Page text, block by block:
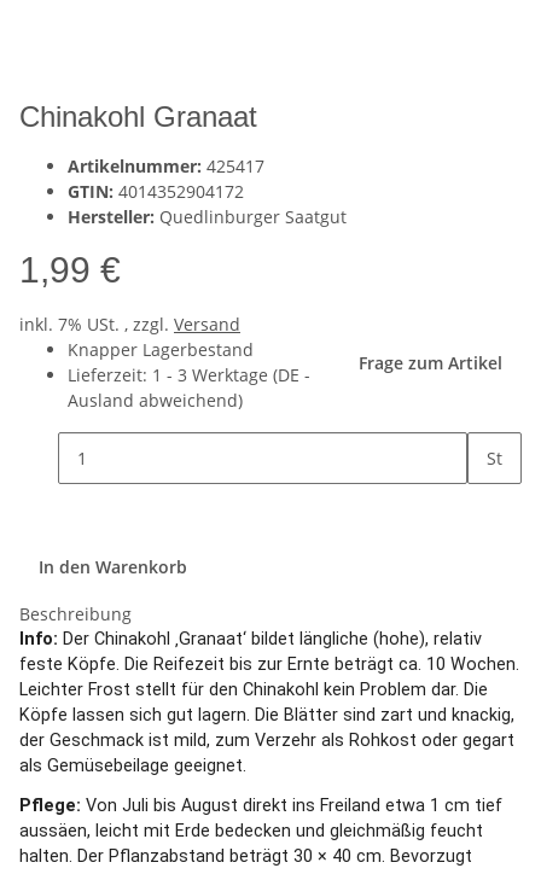
Chinakohl Granaat
Artikelnummer: 425417
GTIN: 4014352904172
Hersteller: Quedlinburger Saatgut
1,99 €
inkl. 7% USt. , zzgl. Versand
Knapper Lagerbestand
Lieferzeit: 1 - 3 Werktage (DE -
Ausland abweichend)
Frage zum Artikel
St
In den Warenkorb
Beschreibung
Info: Der Chinakohl ‚Granaat‘ bildet längliche (hohe), relativ
feste Köpfe. Die Reifezeit bis zur Ernte beträgt ca. 10 Wochen.
Leichter Frost stellt für den Chinakohl kein Problem dar. Die
Köpfe lassen sich gut lagern. Die Blätter sind zart und knackig,
der Geschmack ist mild, zum Verzehr als Rohkost oder gegart
als Gemüsebeilage geeignet.
Pflege: Von Juli bis August direkt ins Freiland etwa 1 cm tief
aussäen, leicht mit Erde bedecken und gleichmäßig feucht
halten. Der Pflanzabstand beträgt 30 × 40 cm. Bevorzugt